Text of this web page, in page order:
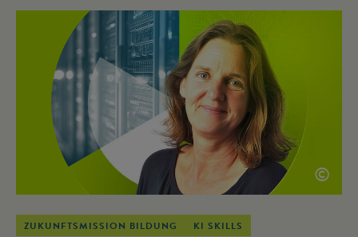
©
ZUKUNFTSMISSION BILDUNG KI SKILLS